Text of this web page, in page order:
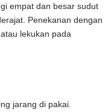
empat dan besar sudut
Penekanan dengan
lekukan pada
jarang di pakai.